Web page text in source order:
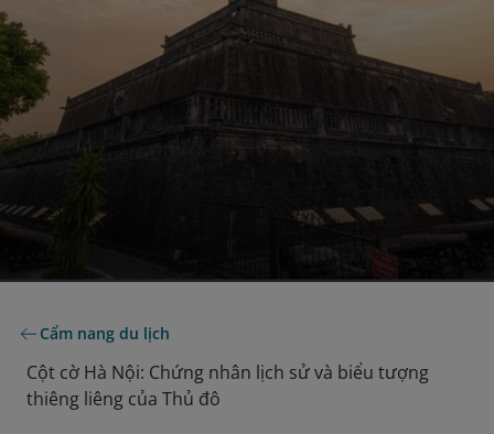
Cẩm nang du lịch
Cột cờ Hà Nội: Chứng nhân lịch sử và biểu tượng
thiêng liêng của Thủ đô